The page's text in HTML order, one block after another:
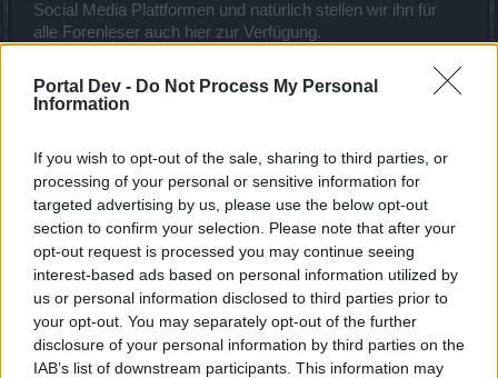
Portal Dev - Do Not Process My Personal
Information
If you wish to opt-out of the sale, sharing to third parties, or
processing of your personal or sensitive information for
targeted advertising by us, please use the below opt-out
section to confirm your selection. Please note that after your
opt-out request is processed you may continue seeing
interest-based ads based on personal information utilized by
us or personal information disclosed to third parties prior to
your opt-out. You may separately opt-out of the further
disclosure of your personal information by third parties on the
IAB’s list of downstream participants. This information may
Social Media Plattformen und natürlich stellen wir ihn für
alle Forenleser auch hier zur Verfügung.
Viel Spaß damit!
* Alle Codes sind bis Ende Dezember einlösbar
Zuletzt bearbeitet:1 Dezember 2022
30 November 2022
steffenfuerst,Susi58 ,mcdocund1 weiteren Persongefällt dies.
Myantha
Team Leader
Team Drakensang Online